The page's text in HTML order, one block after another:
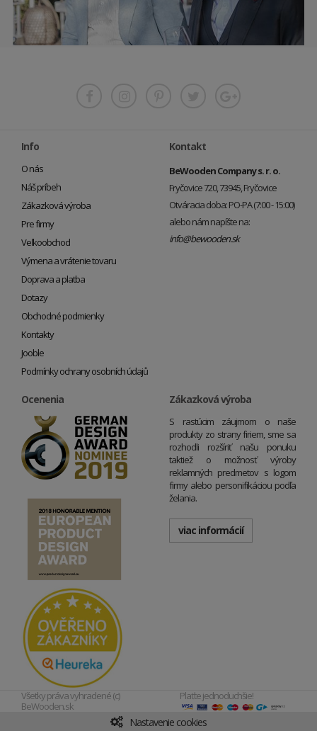
Info
O nás
Náš príbeh
Zákazková výroba
Pre firmy
Veľkoobchod
Výmena a vrátenie tovaru
Doprava a platba
Dotazy
Obchodné podmienky
Kontakty
Jooble
Podmínky ochrany osobních údajů
Kontakt
BeWooden Company s. r. o.
Fryčovice 720, 73945, Fryčovice
Otváracia doba: PO-PA (7:00 - 15:00)
alebo nám napíšte na:
info@bewooden.sk
Ocenenia Zákazková výroba
S rastúcim záujmom o naše
produkty zo strany firiem, sme sa
rozhodli rozšíriť našu ponuku
taktiež o možnosť výroby
reklamných predmetov s logom
firmy alebo personifikáciou podľa
želania.
viac informácií
Všetky práva vyhradené (c)
BeWooden.sk
Plaťte jednoduchšie!
Nastavenie cookies